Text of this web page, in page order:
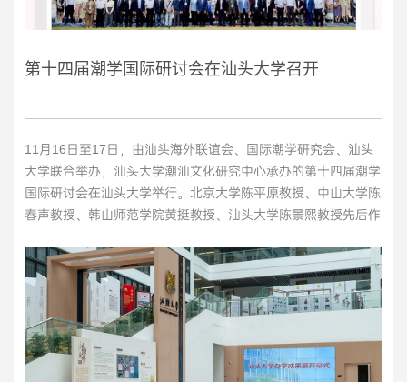
第十四届潮学国际研讨会在汕头大学召开
11月16日至17日，由汕头海外联谊会、国际潮学研究会、汕头
大学联合举办，汕头大学潮汕文化研究中心承办的第十四届潮学
国际研讨会在汕头大学举行。北京大学陈平原教授、中山大学陈
春声教授、韩山师范学院黄挺教授、汕头大学陈景熙教授先后作
国等国家的近百位专家学者围绕潮汕方言、潮汕历史、海外潮
人、潮剧歌册、潮汕善堂、民间信仰等诸多潮学研究主题展开热
烈探讨。“潮学”... >>